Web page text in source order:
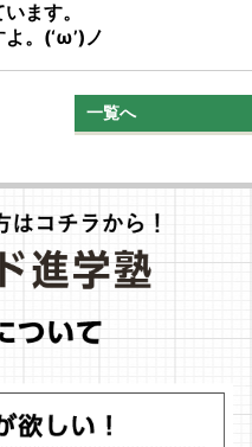
ます。
。(‘ω’)ノ
一覧へ